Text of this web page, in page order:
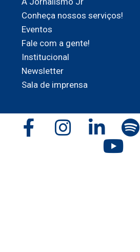
Conheça nossos serviços!
Eventos
Fale com a gente!
Institucional
Newsletter
Sala de imprensa